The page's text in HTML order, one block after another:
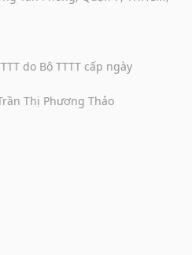
do Bộ TTTT cấp ngày
Thị Phương Thảo